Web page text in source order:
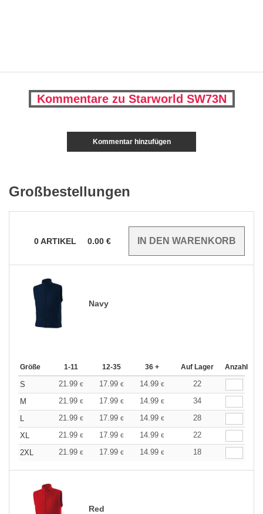
Kommentare zu Starworld SW73N
Kommentar hinzufügen
Großbestellungen
0ARTIKEL 0.00 €
Navy
Größe 1-11 12-35 36 + Auf Lager Anzahl
S 21.99 € 17.99 € 14.99 €
22
M
21.99 € 17.99 € 14.99 €
34
L
21.99 € 17.99 € 14.99 €
28
XL
21.99 € 17.99 € 14.99 €
22
2XL
21.99 € 17.99 € 14.99 € 18
Red